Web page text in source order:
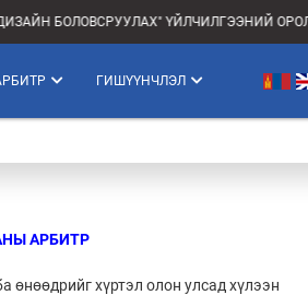
БОЛОВСРУУЛАХ" ҮЙЛЧИЛГЭЭНИЙ
ГИШҮҮНЧЛЭЛ
АРБИТР
өнөөдрийг хүртэл олон улсад хүлээн